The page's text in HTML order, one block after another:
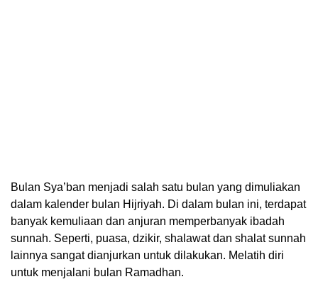
Bulan Sya’ban menjadi salah satu bulan yang dimuliakan
dalam kalender bulan Hijriyah. Di dalam bulan ini, terdapat
banyak kemuliaan dan anjuran memperbanyak ibadah
sunnah. Seperti, puasa, dzikir, shalawat dan shalat sunnah
lainnya sangat dianjurkan untuk dilakukan. Melatih diri
untuk menjalani bulan Ramadhan.